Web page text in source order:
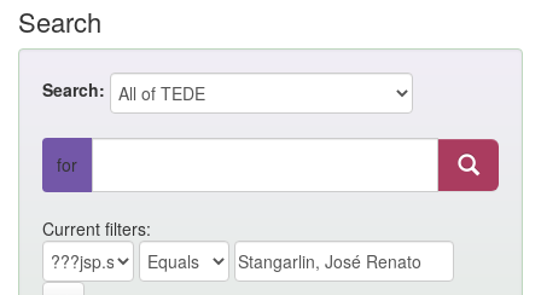
Search
Search:
for
Current filters: